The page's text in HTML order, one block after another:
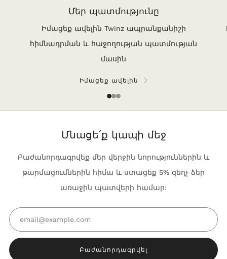
Մեր պատմությունը
Իմացեք ավելին Twinz ապրանքանիշի
հիմնադրման և հաջողության պատմության
մասին
Իմացեք ավելին
Մնացե՛ք կապի մեջ
Բաժանորդագրվեք մեր վերջին նորություններին և
թարմացումներին հիմա և ստացեք 5% զեղչ ձեր
առաջին պատվերի համար:
Բաժանորդագրվել